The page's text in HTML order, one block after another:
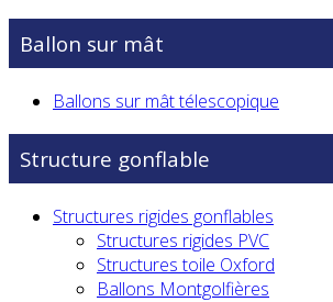
Ballon sur mât
Ballons sur mât télescopique
Structure gonflable
Structures rigides gonflables
Structures rigides PVC
Structures toile Oxford
Ballons Montgolfières